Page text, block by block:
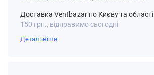
Доставка Ventbazar по Києву та області
150 грн., відправимо сьогодні
Детальніше